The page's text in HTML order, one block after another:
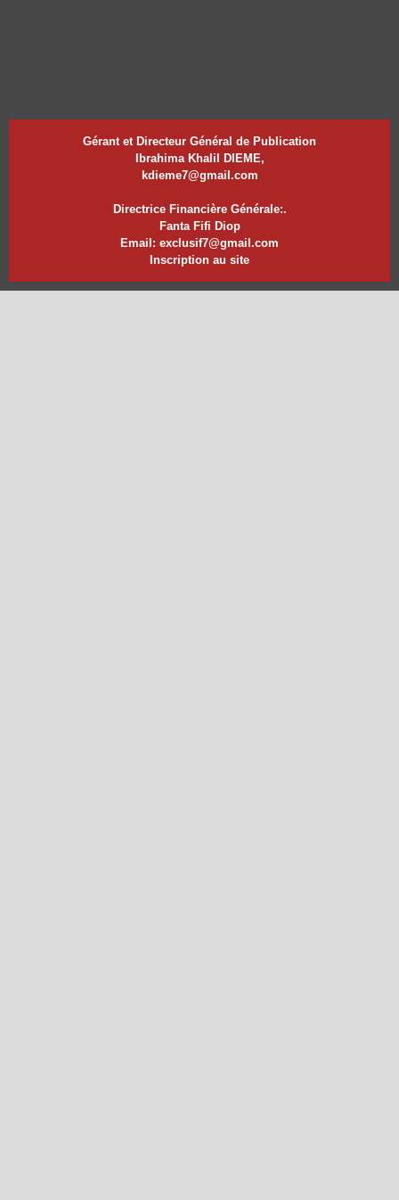
Gérant et Directeur Général de Publication
Ibrahima Khalil DIEME,
kdieme7@gmail.com
Directrice Financière Générale:.
Fanta Fifi Diop
Email: exclusif7@gmail.com
Inscription au site